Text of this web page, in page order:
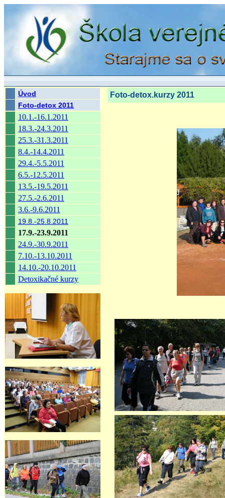
Úvod
Foto-detox 2011
10.1.-16.1.2011
18.3.-24.3.2011
25.3.-31.3.2011
8.4.-14.4.2011
29.4.-5.5.2011
6.5.-12.5.2011
13.5.-19.5.2011
27.5.-2.6.2011
3.6.-9.6.2011
19.8.-25.8.2011
17.9.-23.9.2011
24.9.-30.9.2011
7.10.-13.10.2011
14.10.-20.10.2011
Detoxikačné kurzy
Foto-detox.kurzy 2011